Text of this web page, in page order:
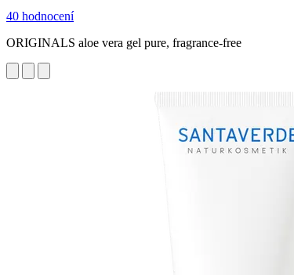
40 hodnocení
ORIGINALS aloe vera gel pure, fragrance-free